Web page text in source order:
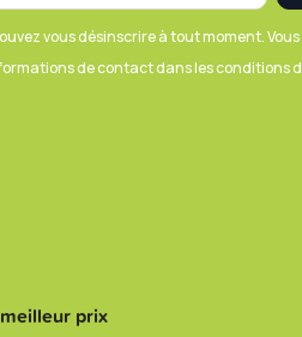
vous désinscrire à tout moment.
de contact dans les conditions
prix